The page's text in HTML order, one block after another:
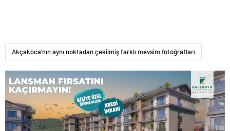
Akçakoca'nın aynı noktadan çekilmiş farklı mevsim fotoğrafları